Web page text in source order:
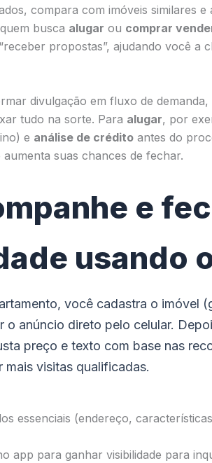
compara com imóveis similares e
busca alugar ou comprar
propostas”, ajudando você a
divulgação em fluxo de
tudo na sorte. Para alugar, por
e análise de crédito antes do
suas chances de fechar.
e
usando
você cadastra o imóvel
o anúncio direto pelo celular.
preço e texto com base nas
mais visitas qualificadas.
essenciais (endereço,
app para ganhar visibilidade para